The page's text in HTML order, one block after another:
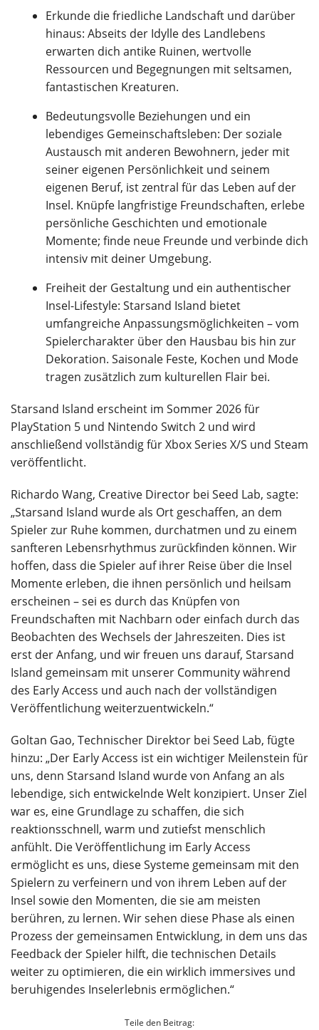
Erkunde die friedliche Landschaft und darüber
hinaus: Abseits der Idylle des Landlebens
erwarten dich antike Ruinen, wertvolle
Ressourcen und Begegnungen mit seltsamen,
fantastischen Kreaturen.
Bedeutungsvolle Beziehungen und ein
lebendiges Gemeinschaftsleben: Der soziale
Austausch mit anderen Bewohnern, jeder mit
seiner eigenen Persönlichkeit und seinem
eigenen Beruf, ist zentral für das Leben auf der
Insel. Knüpfe langfristige Freundschaften, erlebe
persönliche Geschichten und emotionale
Momente; finde neue Freunde und verbinde dich
intensiv mit deiner Umgebung.
Freiheit der Gestaltung und ein authentischer
Insel-Lifestyle: Starsand Island bietet
umfangreiche Anpassungsmöglichkeiten – vom
Spielercharakter über den Hausbau bis hin zur
Dekoration. Saisonale Feste, Kochen und Mode
tragen zusätzlich zum kulturellen Flair bei.
Starsand Island erscheint im Sommer 2026 für
PlayStation 5 und Nintendo Switch 2 und wird
anschließend vollständig für Xbox Series X/S und Steam
veröffentlicht.
Richardo Wang, Creative Director bei Seed Lab, sagte:
„Starsand Island wurde als Ort geschaffen, an dem
Spieler zur Ruhe kommen, durchatmen und zu einem
sanfteren Lebensrhythmus zurückfinden können. Wir
hoffen, dass die Spieler auf ihrer Reise über die Insel
Momente erleben, die ihnen persönlich und heilsam
erscheinen – sei es durch das Knüpfen von
Freundschaften mit Nachbarn oder einfach durch das
Beobachten des Wechsels der Jahreszeiten. Dies ist
erst der Anfang, und wir freuen uns darauf, Starsand
Island gemeinsam mit unserer Community während
des Early Access und auch nach der vollständigen
Veröffentlichung weiterzuentwickeln.“
Goltan Gao, Technischer Direktor bei Seed Lab, fügte
hinzu: „Der Early Access ist ein wichtiger Meilenstein für
uns, denn Starsand Island wurde von Anfang an als
lebendige, sich entwickelnde Welt konzipiert. Unser Ziel
war es, eine Grundlage zu schaffen, die sich
reaktionsschnell, warm und zutiefst menschlich
anfühlt. Die Veröffentlichung im Early Access
ermöglicht es uns, diese Systeme gemeinsam mit den
Spielern zu verfeinern und von ihrem Leben auf der
Insel sowie den Momenten, die sie am meisten
berühren, zu lernen. Wir sehen diese Phase als einen
Prozess der gemeinsamen Entwicklung, in dem uns das
Feedback der Spieler hilft, die technischen Details
weiter zu optimieren, die ein wirklich immersives und
beruhigendes Inselerlebnis ermöglichen.“
Teile den Beitrag: